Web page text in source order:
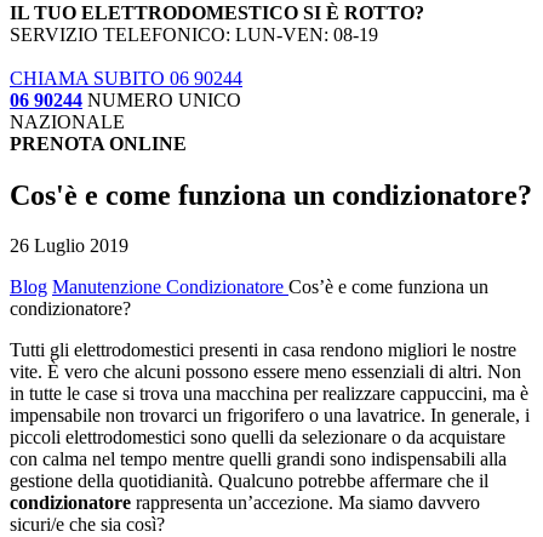
IL TUO ELETTRODOMESTICO SI È ROTTO?
SERVIZIO TELEFONICO: LUN-VEN: 08-19
CHIAMA SUBITO 06 90244
06 90244 NUMERO UNICO
NAZIONALE
PRENOTA ONLINE
Cos'è e come funziona un condizionatore?
26 Luglio 2019
Blog Manutenzione Condizionatore Cos’è e come funziona un
condizionatore?
Tutti gli elettrodomestici presenti in casa rendono migliori le nostre
vite. È vero che alcuni possono essere meno essenziali di altri. Non
in tutte le case si trova una macchina per realizzare cappuccini, ma è
impensabile non trovarci un frigorifero o una lavatrice. In generale, i
piccoli elettrodomestici sono quelli da selezionare o da acquistare
con calma nel tempo mentre quelli grandi sono indispensabili alla
gestione della quotidianità. Qualcuno potrebbe affermare che il
condizionatore rappresenta un’accezione. Ma siamo davvero
sicuri/e che sia così?